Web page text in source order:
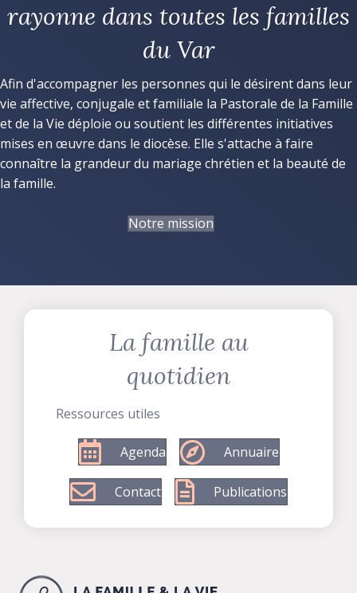
rayonne dans toutes les familles
du Var
Afin d'accompagner les personnes qui le désirent dans leur
vie affective, conjugale et familiale la Pastorale de la Famille
et de la Vie déploie ou soutient les différentes initiatives
mises en œuvre dans le diocèse. Elle s'attache à faire
connaître la grandeur du mariage chrétien et la beauté de
la famille.
Notre mission
La famille au
quotidien
Ressources utiles
Agenda Annuaire
Contact Publications